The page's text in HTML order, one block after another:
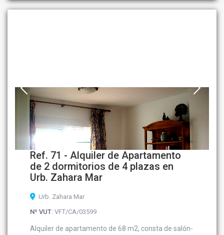
Ref. 71 - Alquiler de Apartamento
de 2 dormitorios de 4 plazas en
Urb. Zahara Mar
Urb. Zahara Mar
Nº VUT: VFT/CA/03599
Alquiler de apartamento de 68 m2, consta de salón-